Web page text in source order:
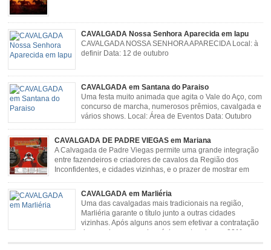
CAVALGADA Nossa Senhora Aparecida em Iapu
CAVALGADA NOSSA SENHORA APARECIDA Local: à
definir Data: 12 de outubro
CAVALGADA em Santana do Paraiso
Uma festa muito animada que agita o Vale do Aço, com
concurso de marcha, numerosos prêmios, cavalgada e
vários shows. Local: Área de Eventos Data: Outubro
CAVALGADA DE PADRE VIEGAS em Mariana
A Calvagada de Padre Viegas permite uma grande integração
entre fazendeiros e criadores de cavalos da Região dos
Inconfidentes, e cidades vizinhas, e o prazer de mostrar em
resgata cultura e saúde além de contar com apresentações musicais. Local:
Distrito de Padre Viegas, Antigo Campo de […]
CAVALGADA em Marliéria
Uma das cavalgadas mais tradicionais na região,
Marliéria garante o título junto a outras cidades
vizinhas. Após alguns anos sem efetivar a contratação
de grandes nomes da música sertaneja, em 2011 a
Cavalgada de Marliéria voltou, e não deixou dúvidas de que sua tradição